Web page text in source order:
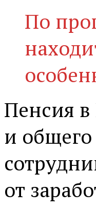
По
Пенсия в
и
от